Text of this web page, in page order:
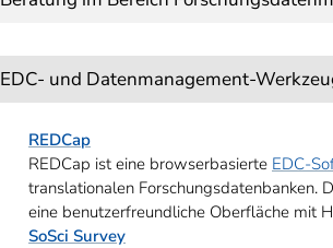
EDC- und Datenmanagement-
REDCap
REDCap ist eine browserbasierte EDC-
translationalen Forschungsdatenbanken.
eine benutzerfreundliche Oberfläche mit
SoSci Survey